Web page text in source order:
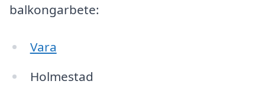
balkongarbete:
Vara
Holmestad